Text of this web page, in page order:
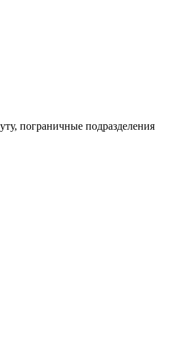
пограничные подразделения